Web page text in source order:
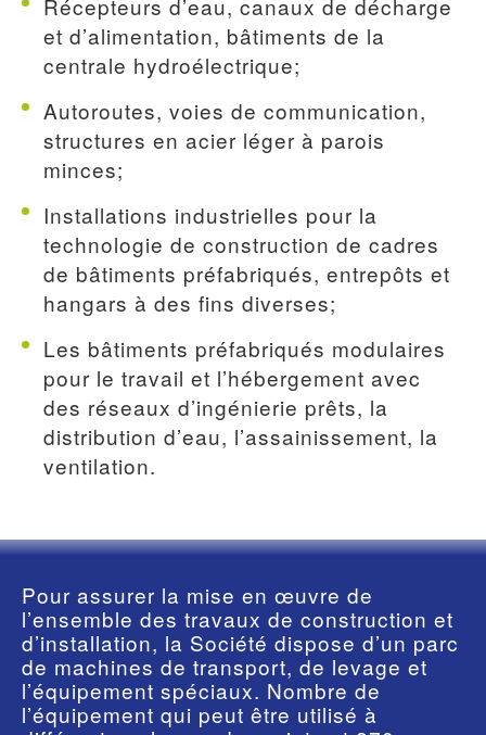
Récepteurs d’eau, canaux de décharge
et d’alimentation, bâtiments de la
centrale hydroélectrique;
Autoroutes, voies de communication,
structures en acier léger à parois
minces;
Installations industrielles pour la
technologie de construction de cadres
de bâtiments préfabriqués, entrepôts et
hangars à des fins diverses;
Les bâtiments préfabriqués modulaires
pour le travail et l’hébergement avec
des réseaux d’ingénierie prêts, la
distribution d’eau, l’assainissement, la
ventilation.
Pour assurer la mise en œuvre de
l’ensemble des travaux de construction et
d’installation, la Société dispose d’un parc
de machines de transport, de levage et
l’équipement spéciaux. Nombre de
l’équipement qui peut être utilisé à